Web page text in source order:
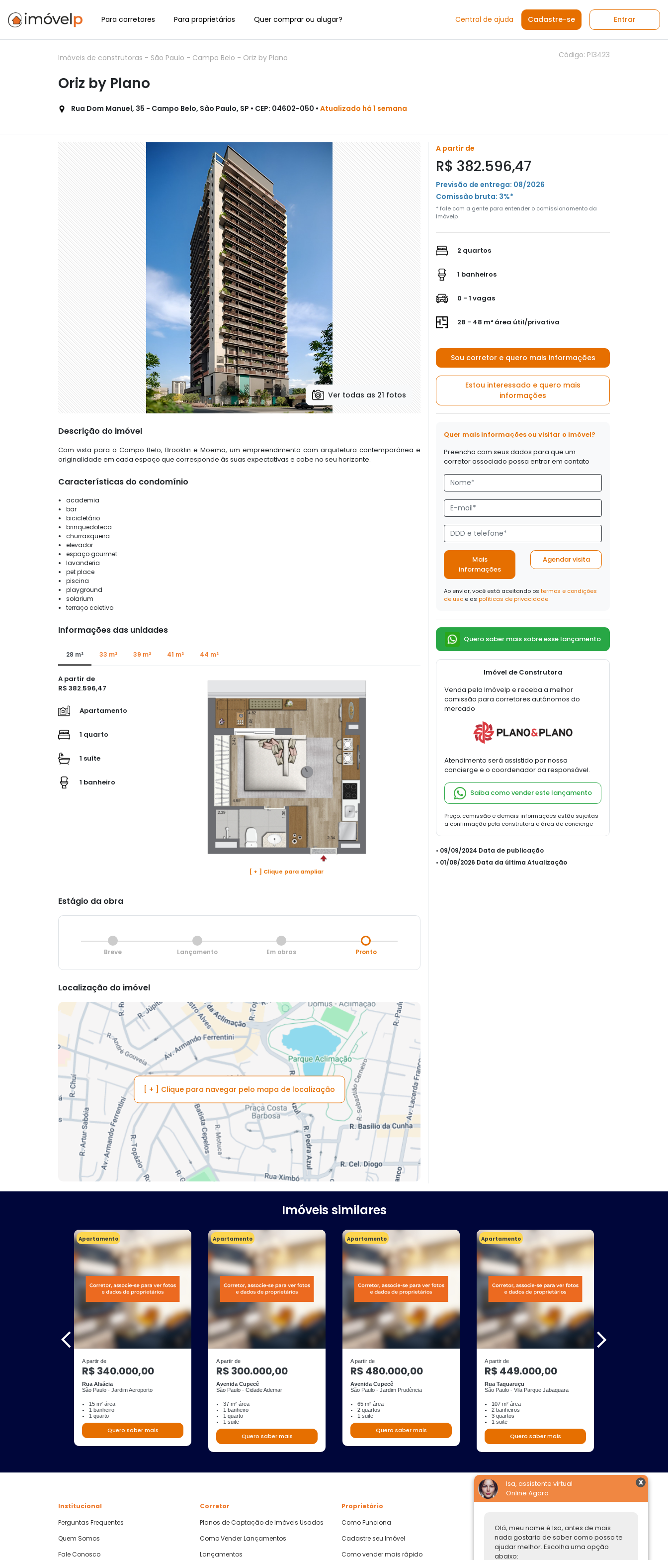
Para corretores Para proprietários Quer comprar ou alugar? Central de ajuda Cadastre-se Entrar
Imóveis de construtoras - São Paulo - Campo Belo - Oriz by Plano Código: P13423
Oriz by Plano
Rua Dom Manuel, 35 - Campo Belo, São Paulo, SP • CEP: 04602-050 • Atualizado há 1 semana
Ver todas as 21 fotos
Descrição do imóvel
Com vista para o Campo Belo, Brooklin e Moema, um empreendimento com arquitetura contemporânea e
originalidade em cada espaço que corresponde às suas expectativas e cabe no seu horizonte.
Características do condomínio
academia
bar
bicicletário
brinquedoteca
churrasqueira
elevador
espaço gourmet
lavanderia
pet place
piscina
playground
solarium
terraço coletivo
Informações das unidades
28 m² 33 m² 39 m² 41 m² 44 m²
A partir de
R$ 382.596,47
Apartamento
1 quarto
1 suíte
1 banheiro
[ + ] Clique para ampliar
Estágio da obra
Breve Lançamento Em obras Pronto
Localização do imóvel
[ + ] Clique para navegar pelo mapa de localização
A partir de
R$ 382.596,47
Previsão de entrega: 08/2026
Comissão bruta: 3%*
* fale com a gente para entender o comissionamento da
Imóvelp
2 quartos
1 banheiros
0 - 1 vagas
28 - 48 m² área útil/privativa
Sou corretor e quero mais informações
Estou interessado e quero mais
informações
Quer mais informações ou visitar o imóvel?
Preencha com seus dados para que um
corretor associado possa entrar em contato
Mais
informações
Agendar visita
Ao enviar, você está aceitando os termos e condições
de uso e as políticas de privacidade
Quero saber mais sobre esse lançamento
Imóvel de Construtora
Venda pela Imóvelp e receba a melhor
comissão para corretores autônomos do
mercado
Atendimento será assistido por nossa
concierge e o coordenador da responsável.
Saiba como vender este lançamento
Preço, comissão e demais informações estão sujeitas
a confirmação pela construtora e área de concierge
• 09/09/2024 Data de publicação
• 01/08/2026 Data da última Atualização
Imóveis similares
Apartamento
A partir de
R$ 340.000,00
Rua Alsácia
São Paulo - Jardim Aeroporto
15 m² área
1 banheiro
1 quarto
Quero saber mais
Apartamento
A partir de
R$ 300.000,00
Avenida Cupecê
São Paulo - Cidade Ademar
37 m² área
1 banheiro
1 quarto
1 suite
Quero saber mais
Apartamento
A partir de
R$ 480.000,00
Avenida Cupecê
São Paulo - Jardim Prudência
65 m² área
2 quartos
1 suite
Quero saber mais
Apartamento
A partir de
R$ 449.000,00
Rua Taquaruçu
São Paulo - Vila Parque Jabaquara
107 m² área
2 banheiros
3 quartos
1 suite
Quero saber mais
Isa, assistente virtual
Online Agora
Olá, meu nome é Isa, antes de mais
nada gostaria de saber como posso te
ajudar melhor. Escolha uma opção
abaixo:
Institucional
Perguntas Frequentes
Quem Somos
Fale Conosco
Corretor
Planos de Captação de Imóveis Usados
Como Vender Lançamentos
Lançamentos
Proprietário
Como Funciona
Cadastre seu Imóvel
Como vender mais rápido
Comprar ou alugar
Quero Comprar